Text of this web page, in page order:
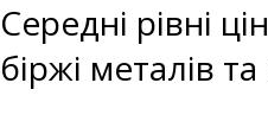
Середні рівні
біржі металів